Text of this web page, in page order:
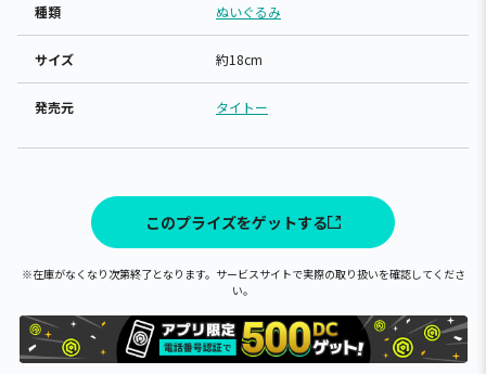
種類 ぬいぐるみ
サイズ 約18cm
発売元 タイトー
このプライズをゲットする
※在庫がなくなり次第終了となります。サービスサイトで実際の取り扱いを確認してくださ
い。